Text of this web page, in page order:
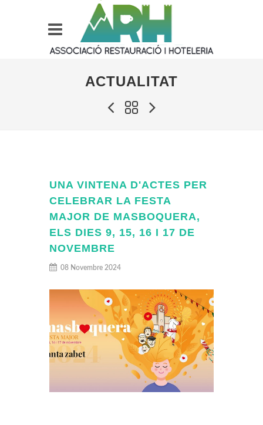
ACTUALITAT
UNA VINTENA D'ACTES PER
CELEBRAR LA FESTA
MAJOR DE MASBOQUERA,
ELS DIES 9, 15, 16 I 17 DE
NOVEMBRE
08 Novembre 2024